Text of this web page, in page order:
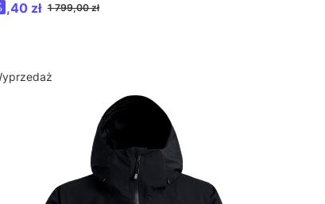
promocyjna
zł 1 799,00 zł